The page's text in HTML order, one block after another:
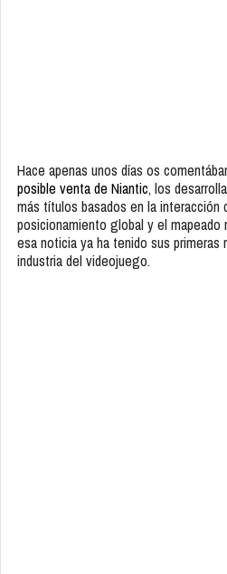
Hace apenas unos días os
posible venta de Niantic, los
más títulos basados en la interacción
posicionamiento global y el mapeado
esa noticia ya ha tenido sus primeras
industria del videojuego.